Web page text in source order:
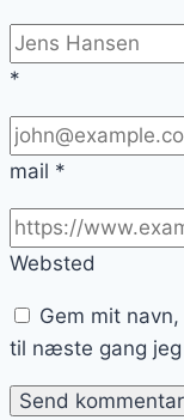
*
mail *
Websted
Gem mit
til næste gang jeg